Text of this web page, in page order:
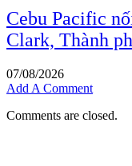
Cebu Pacific
Clark, Thành
07/08/2026
Add A Comment
Comments are closed.